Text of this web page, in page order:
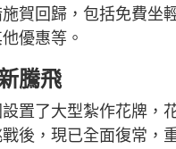
賀回歸，包括免費坐
優惠等。
騰飛
置了大型紮作花牌，
後，現已全面復常，